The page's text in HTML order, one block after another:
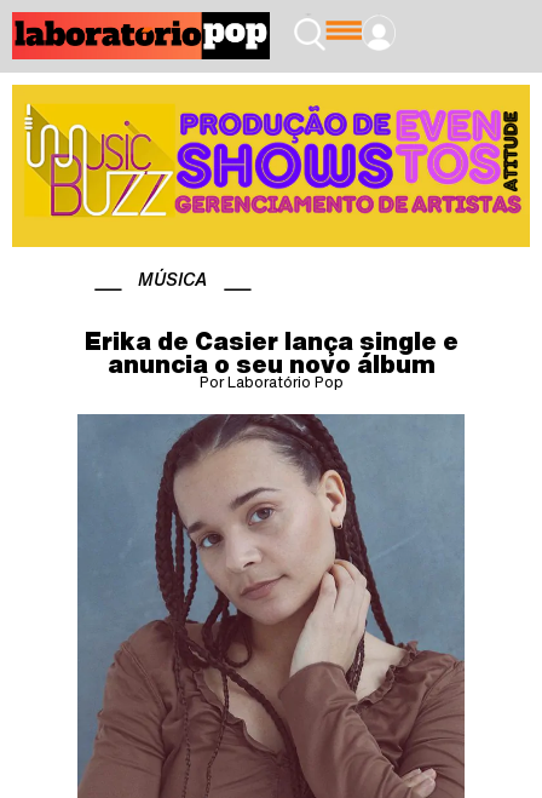
MÚSICA
Erika de Casier lança single e
anuncia o seu novo álbum
Por Laboratório Pop